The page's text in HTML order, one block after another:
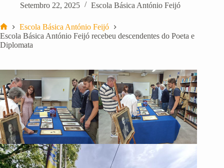
Setembro 22, 2025 Escola Básica António Feijó
Início
Escola Básica António Feijó
Escola Básica António Feijó recebeu descendentes do Poeta e
Diplomata